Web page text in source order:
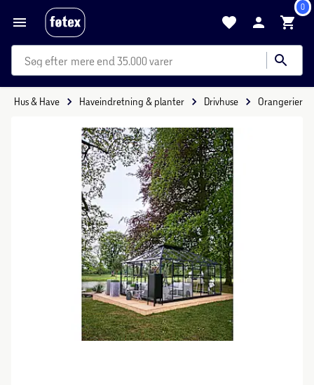
0
mere end 35.000 varer
Hus & Have Haveindretning & planter Drivhuse Orangerier